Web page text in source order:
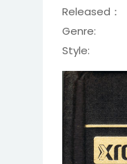
Released
Genre:
Style: